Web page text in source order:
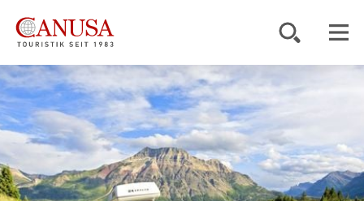
Reiseziele
Reisearten
Inspiration